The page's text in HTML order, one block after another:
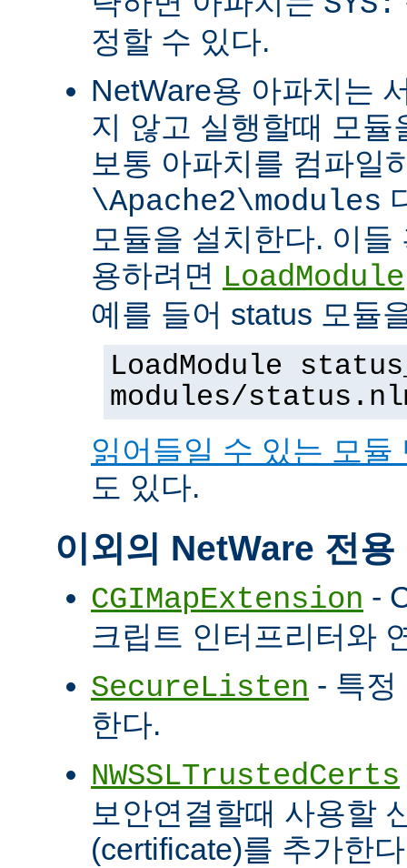
정할 수 있다.
NetWare용 아파치는
지 않고 실행할때 모듈
보통 아파치를 컴파일
\Apache2\modules
모듈을 설치한다. 이
용하려면 LoadModule
예를 들어 status 모듈
LoadModule
modules/
읽어들일 수 있는 모듈
도 있다.
이외의 NetWare 전
CGIMapExtension -
크립트 인터프리터와
SecureListen - 특정
한다.
NWSSLTrustedCerts
보안연결할때 사용할
(certificate)를 추가한